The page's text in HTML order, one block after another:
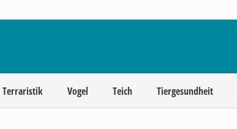
Terraristik Vogel Teich Tiergesundheit